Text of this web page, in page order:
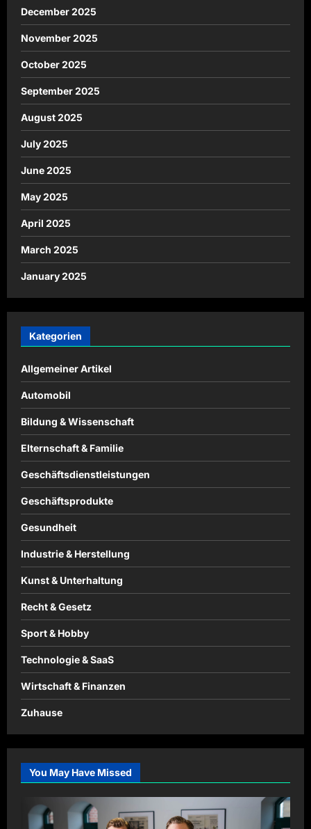
December 2025
November 2025
October 2025
September 2025
August 2025
July 2025
June 2025
May 2025
April 2025
March 2025
January 2025
Kategorien
Allgemeiner Artikel
Automobil
Bildung & Wissenschaft
Elternschaft & Familie
Geschäftsdienstleistungen
Geschäftsprodukte
Gesundheit
Industrie & Herstellung
Kunst & Unterhaltung
Recht & Gesetz
Sport & Hobby
Technologie & SaaS
Wirtschaft & Finanzen
Zuhause
You May Have Missed